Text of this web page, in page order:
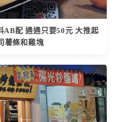
AB配 通通只要50元 大推起
薯條和雞塊